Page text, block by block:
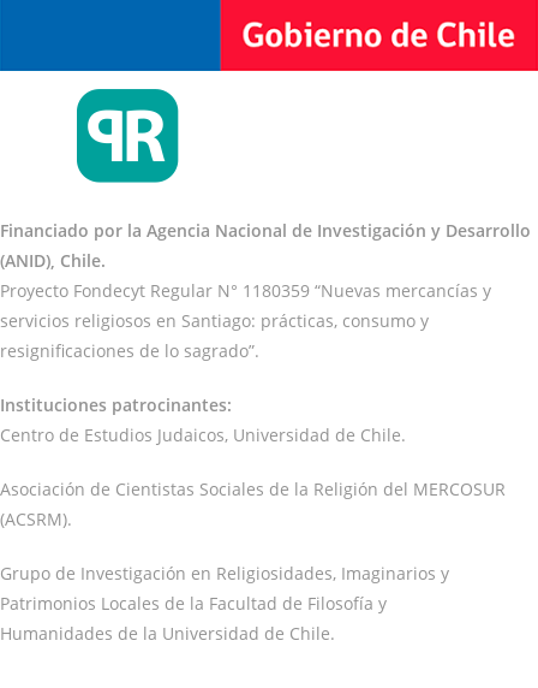
Financiado por la Agencia Nacional de Investigación y Desarrollo
(ANID), Chile.
Proyecto Fondecyt Regular N° 1180359 “Nuevas mercancías y
servicios religiosos en Santiago: prácticas, consumo y
resignificaciones de lo sagrado”.
Instituciones patrocinantes:
Centro de Estudios Judaicos, Universidad de Chile.
Asociación de Cientistas Sociales de la Religión del MERCOSUR
(ACSRM).
Grupo de Investigación en Religiosidades, Imaginarios y
Patrimonios Locales de la Facultad de Filosofía y
Humanidades de la Universidad de Chile.